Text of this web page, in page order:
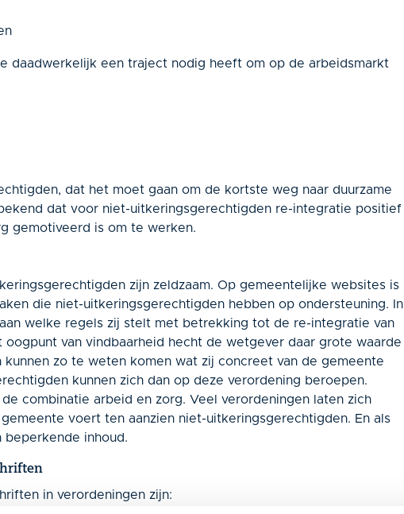
daadwerkelijk een traject nodig heeft om op de arbeidsmarkt
dat het moet gaan om de kortste weg naar duurzame
dat voor niet-uitkeringsgerechtigden re-integratie positief
gemotiveerd is om te werken.
zijn zeldzaam. Op gemeentelijke websites is
die niet-uitkeringsgerechtigden hebben op ondersteuning. In
welke regels zij stelt met betrekking tot de re-integratie van
van vindbaarheid hecht de wetgever daar grote waarde
zo te weten komen wat zij concreet van de gemeente
kunnen zich dan op deze verordening beroepen.
combinatie arbeid en zorg. Veel verordeningen laten zich
voert ten aanzien niet-uitkeringsgerechtigden. En als
inhoud.
in verordeningen zijn: